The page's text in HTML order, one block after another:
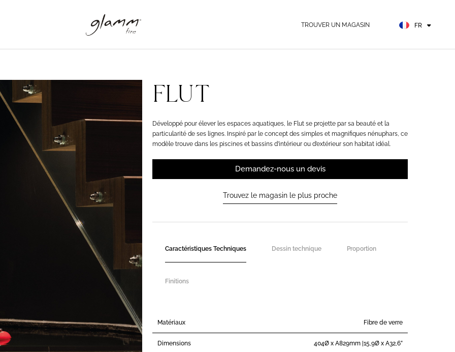
TROUVER UN MAGASIN FR
DE
FLUT
Développé pour élever les espaces aquatiques, le Flut se projette par sa beauté et la
particularité de ses lignes. Inspiré par le concept des simples et magnifiques nénuphars, ce
modèle trouve dans les piscines et bassins d’intérieur ou d’extérieur son habitat idéal.
Demandez-nous un devis
Trouvez le magasin le plus proche
Caractéristiques Techniques Dessin technique Proportion
Finitions
Matériaux Fibre de verre
Dimensions 404Ø x A829mm |15,9Ø x A32,6”